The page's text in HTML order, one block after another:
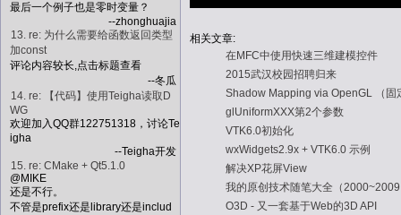
最后一个例子也是零时变量？
--zhonghuajia
13. re: 为什么需要给函数返回类型
加const
评论内容较长,点击标题查看
--冬瓜
14. re: 【代码】使用Teigha读取D
WG
欢迎加入QQ群122751318，讨论Te
igha
--Teigha开发
15. re: CMake + Qt5.1.0
@MIKE
还是不行。
不管是prefix还是library还是includ
相关文章:
在MFC中使用快速三维建模控件
2015武汉校园招聘归来
Shadow Mapping via OpenGL （固
glUniformXXX第2个参数
VTK6.0初始化
wxWidgets2.9x + VTK6.0 示例
解决XP花屏View
我的原创技术随笔大全（
O3D - 又一套基于Web的3D API